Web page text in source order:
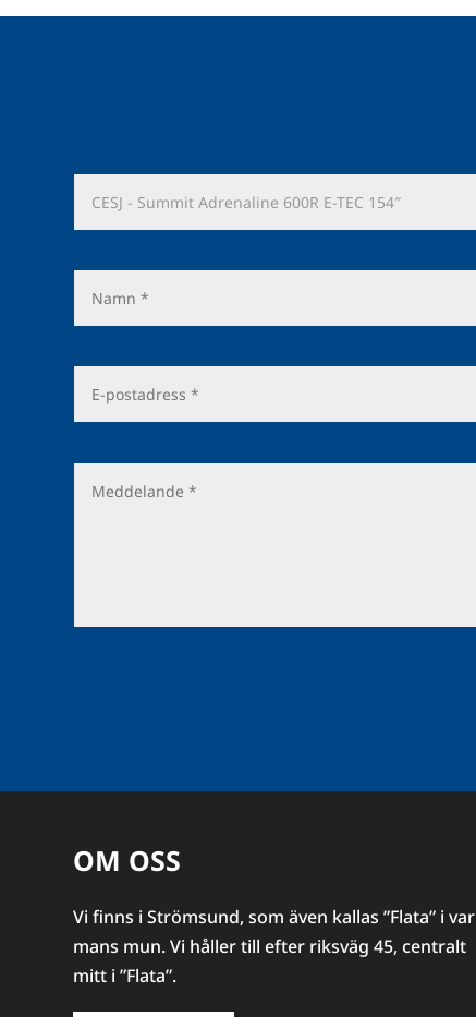
OM OSS
Vi finns i Strömsund, som även kallas ”Flata” i var
mans mun. Vi håller till efter riksväg 45, centralt
mitt i ”Flata”.